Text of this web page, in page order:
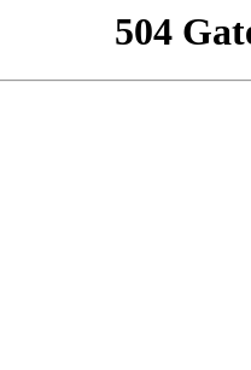
504